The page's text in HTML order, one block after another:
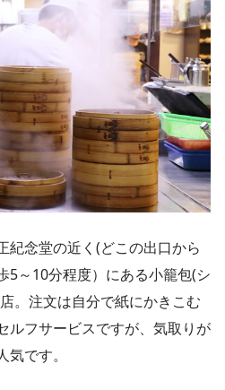
紀念堂の近く(どこの出口から
5～10分程度）にある小籠包(シ
。注文は自分で紙にかきこむ
ルフサービスですが、気取りが
です。